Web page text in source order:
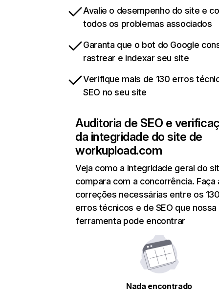
Avalie o desempenho do site e
todos os problemas associados
Garanta que o bot do Google
rastrear e indexar seu site
Verifique mais de 130 erros
SEO no seu site
Auditoria de SEO e
da integridade do site de
workupload.com
Veja como a integridade geral do
compara com a concorrência. Faça
correções necessárias entre os
erros técnicos e de SEO que nossa
ferramenta pode encontrar
Nada encontrado